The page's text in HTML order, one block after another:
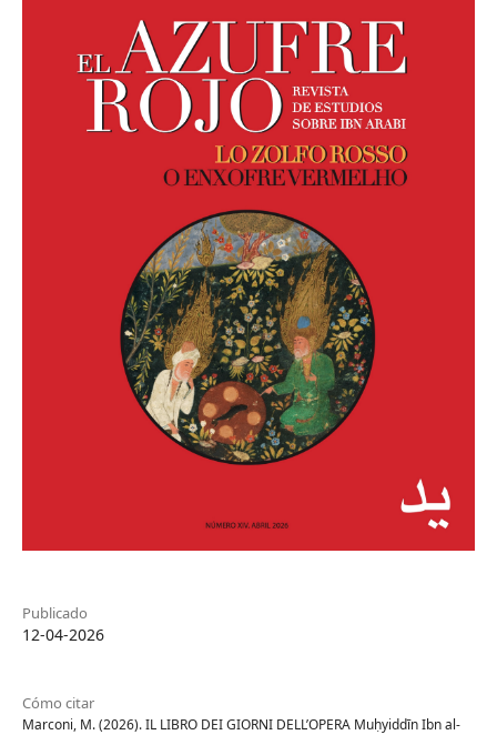
Publicado
12-04-2026
Cómo citar
Marconi, M. (2026). IL LIBRO DEI GIORNI DELL’OPERA Muḥyiddīn Ibn al-